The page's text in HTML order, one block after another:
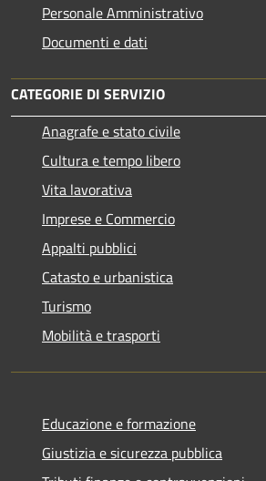
Personale Amministrativo
Documenti e dati
CATEGORIE DI SERVIZIO
Anagrafe e stato civile
Cultura e tempo libero
Vita lavorativa
Imprese e Commercio
Appalti pubblici
Catasto e urbanistica
Turismo
Mobilità e trasporti
Educazione e formazione
Giustizia e sicurezza pubblica